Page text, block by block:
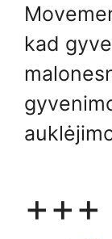
kad
+++